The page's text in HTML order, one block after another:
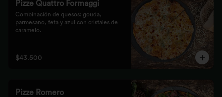
Pizze Quattro Formaggi
Combinación de quesos: gouda,
parmesano, feta y azul con cristales de
caramelo.
$43.500
Pizze Romero